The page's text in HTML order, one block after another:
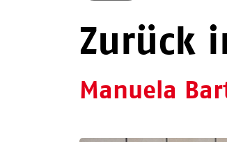
Zurück
Manuela